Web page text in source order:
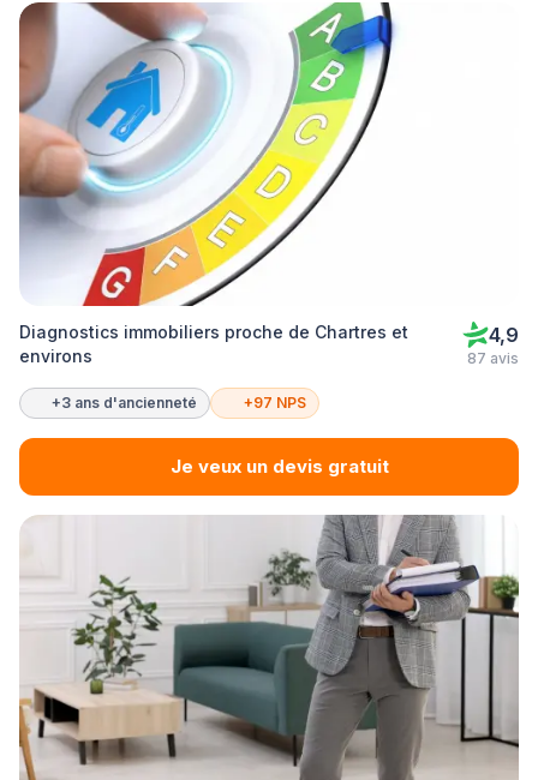
Diagnostics immobiliers proche de Chartres et
environs
4,9
87 avis
+3 ans d'ancienneté +97 NPS
Je veux un devis gratuit